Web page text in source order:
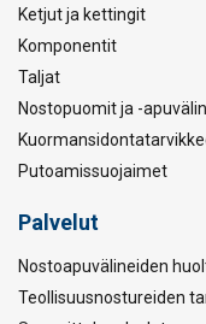
Ketjut ja kettingit
Komponentit
Taljat
Nostopuomit ja -
Putoamissuojaimet
Palvelut
Nostoapuvälineiden
Teollisuusnostureiden